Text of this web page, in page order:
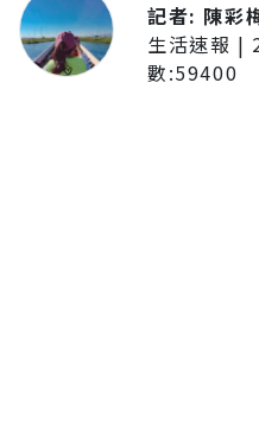
記者: 陳彩
生活速報 |
數:59400